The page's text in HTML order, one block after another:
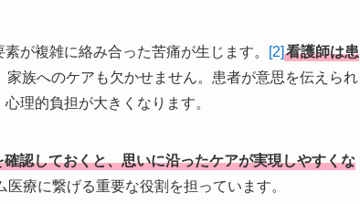
が複雑に絡み合った苦痛が生じます。 [2] 看護師は患
家族へのケアも欠かせません。患者が意思を伝えられ
理的負担が大きくなります。
認しておくと、思いに沿ったケアが実現しやすくな
療に繋げる重要な役割を担っています。